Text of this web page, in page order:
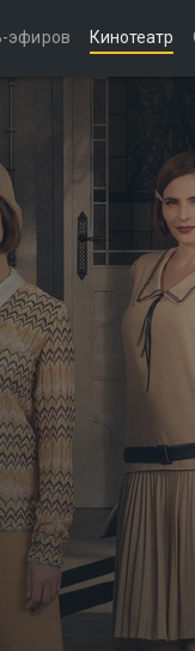
эфиров Кинотеатр